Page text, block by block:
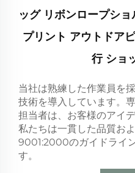
ッグ リボンロープシ
プリント アウトドア
行 ショ
当社は熟練した作業員を
技術を導入しています。
担当者は、お客様のアイ
私たちは一貫した品質お
9001:2000のガイドライ
す。